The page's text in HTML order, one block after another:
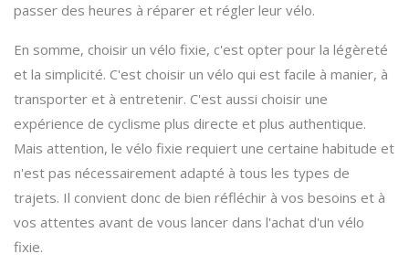
passer des heures à réparer et régler leur vélo.
En somme, choisir un vélo fixie, c'est opter pour la légèreté
et la simplicité. C'est choisir un vélo qui est facile à manier, à
transporter et à entretenir. C'est aussi choisir une
expérience de cyclisme plus directe et plus authentique.
Mais attention, le vélo fixie requiert une certaine habitude et
n'est pas nécessairement adapté à tous les types de
trajets. Il convient donc de bien réfléchir à vos besoins et à
vos attentes avant de vous lancer dans l'achat d'un vélo
fixie.